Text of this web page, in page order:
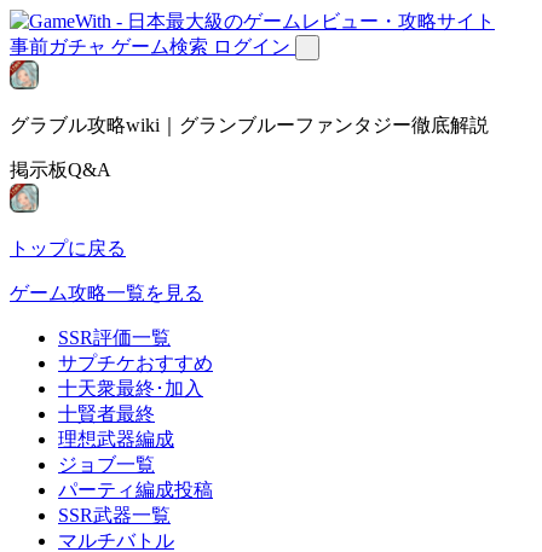
事前ガチャ ゲーム検索 ログイン
グラブル攻略wiki｜グランブルーファンタジー徹底解説
掲示板Q&A
トップに戻る
ゲーム攻略一覧を見る
SSR評価一覧
サプチケおすすめ
十天衆最終･加入
十賢者最終
理想武器編成
ジョブ一覧
パーティ編成投稿
SSR武器一覧
マルチバトル